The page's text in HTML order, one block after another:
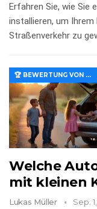
Erfahren Sie, wie Sie
installieren, um
Straßenverkehr zu
🏆 BEWERTUNG VON MERKMALEN UND WERT
Welche
mit kleinen
Lukas Müller Sep.